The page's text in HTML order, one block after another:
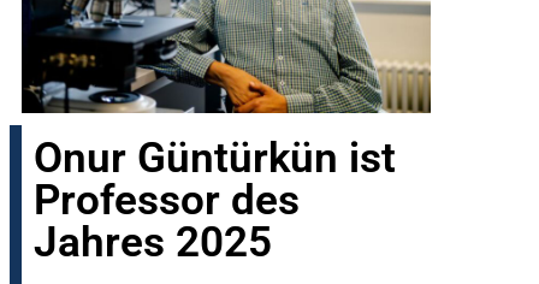
Onur Güntürkün ist
Professor des
Jahres 2025